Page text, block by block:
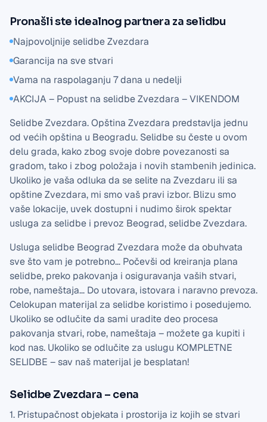
Pronašli ste idealnog partnera za selidbu
Najpovoljnije selidbe Zvezdara
Garancija na sve stvari
Vama na raspolaganju 7 dana u nedelji
AKCIJA – Popust na selidbe Zvezdara – VIKENDOM
Selidbe Zvezdara. Opština Zvezdara predstavlja jednu
od većih opština u Beogradu. Selidbe su česte u ovom
delu grada, kako zbog svoje dobre povezanosti sa
gradom, tako i zbog položaja i novih stambenih jedinica.
Ukoliko je vaša odluka da se selite na Zvezdaru ili sa
opštine Zvezdara, mi smo vaš pravi izbor. Blizu smo
vaše lokacije, uvek dostupni i nudimo širok spektar
usluga za selidbe i prevoz Beograd, selidbe Zvezdara.
Usluga selidbe Beograd Zvezdara može da obuhvata
sve što vam je potrebno… Počevši od kreiranja plana
selidbe, preko pakovanja i osiguravanja vaših stvari,
robe, nameštaja… Do utovara, istovara i naravno prevoza.
Celokupan materijal za selidbe koristimo i posedujemo.
Ukoliko se odlučite da sami uradite deo procesa
pakovanja stvari, robe, nameštaja – možete ga kupiti i
kod nas. Ukoliko se odlučite za uslugu KOMPLETNE
SELIDBE – sav naš materijal je besplatan!
Selidbe Zvezdara – cena
1. Pristupačnost objekata i prostorija iz kojih se stvari